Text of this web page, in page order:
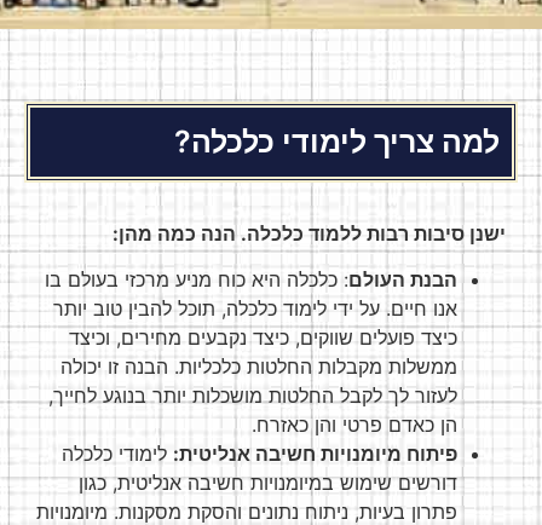
למה צריך לימודי כלכלה?
ישנן סיבות רבות ללמוד כלכלה. הנה כמה מהן:
הבנת העולם: כלכלה היא כוח מניע מרכזי בעולם בו
אנו חיים. על ידי לימוד כלכלה, תוכל להבין טוב יותר
כיצד פועלים שווקים, כיצד נקבעים מחירים, וכיצד
ממשלות מקבלות החלטות כלכליות. הבנה זו יכולה
לעזור לך לקבל החלטות מושכלות יותר בנוגע לחייך,
הן כאדם פרטי והן כאזרח.
פיתוח מיומנויות חשיבה אנליטית: לימודי כלכלה
דורשים שימוש במיומנויות חשיבה אנליטית, כגון
פתרון בעיות, ניתוח נתונים והסקת מסקנות. מיומנויות